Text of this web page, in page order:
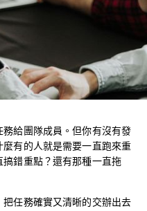
給團隊成員。但你有沒有發
有的人就是需要一直跑來重
錯重點？還有那種一直拖
任務確實又清晰的交辦出去